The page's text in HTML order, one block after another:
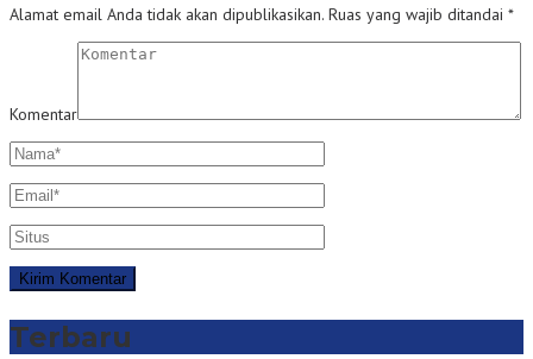
Alamat email Anda tidak akan dipublikasikan. Ruas yang wajib ditandai *
Komentar
Terbaru